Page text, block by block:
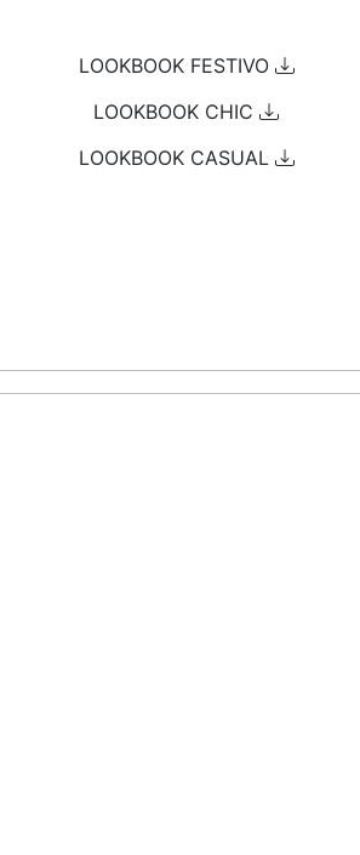
LOOKBOOK FESTIVO
LOOKBOOK CHIC
LOOKBOOK CASUAL